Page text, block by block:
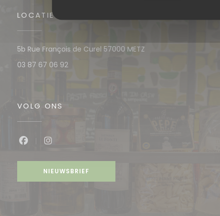
LOCATIE
5b Rue François de Curel 57000 METZ
03 87 67 06 92
VOLG ONS
Facebook ((opent in een nieuw venster))
NIEUWSBRIEF